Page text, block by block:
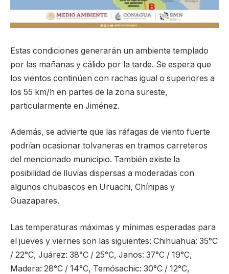
Estas condiciones generarán un ambiente templado
por las mañanas y cálido por la tarde. Se espera que
los vientos continúen con rachas igual o superiores a
los 55 km/h en partes de la zona sureste,
particularmente en Jiménez.
Además, se advierte que las ráfagas de viento fuerte
podrían ocasionar tolvaneras en tramos carreteros
del mencionado municipio. También existe la
posibilidad de lluvias dispersas a moderadas con
algunos chubascos en Uruachi, Chínipas y
Guazapares.
Las temperaturas máximas y mínimas esperadas para
el jueves y viernes son las siguientes: Chihuahua: 35°C
/ 22°C, Juárez: 38°C / 25°C, Janos: 37°C / 19°C,
Madera: 28°C / 14°C, Temósachic: 30°C / 12°C,